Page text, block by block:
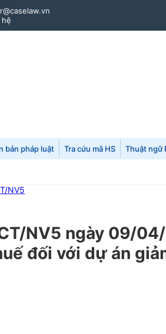
hệ
bản pháp luật Tra cứu mã HS Thuật ngữ
NV5
NV5 ngày 09/
đối với dự án